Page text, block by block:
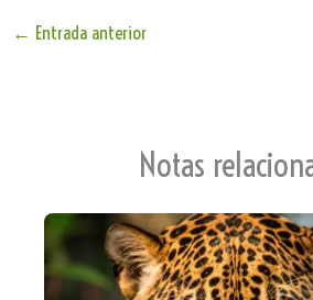
te
← Entrada anterior
Notas